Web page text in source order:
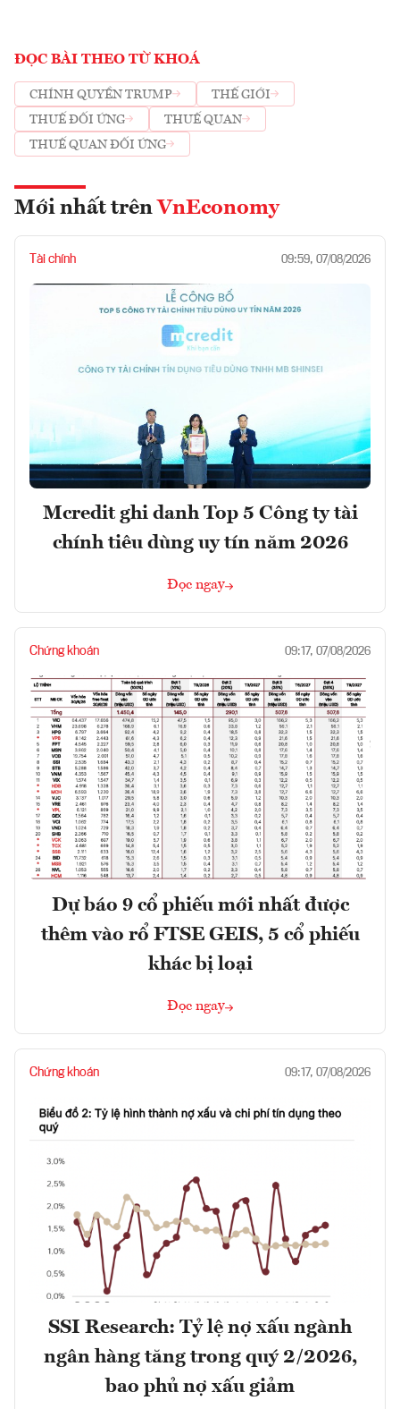
ĐỌC BÀI THEO TỪ KHOÁ
CHÍNH QUYỀN TRUMP
THẾ GIỚI
THUẾ ĐỐI ỨNG
THUẾ QUAN
THUẾ QUAN ĐỐI ỨNG
Mới nhất trên VnEconomy
Tài chính 09:59, 07/08/2026
Mcredit ghi danh Top 5 Công ty tài
chính tiêu dùng uy tín năm 2026
Đọc ngay
Chứng khoán 09:17, 07/08/2026
Dự báo 9 cổ phiếu mới nhất được
thêm vào rổ FTSE GEIS, 5 cổ phiếu
khác bị loại
Đọc ngay
Chứng khoán 09:17, 07/08/2026
SSI Research: Tỷ lệ nợ xấu ngành
ngân hàng tăng trong quý 2/2026,
bao phủ nợ xấu giảm